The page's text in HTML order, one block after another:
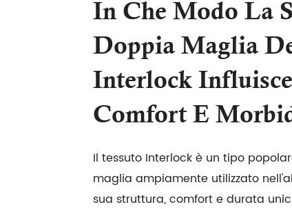
In Che Modo La
Doppia Maglia
Interlock
Comfort E
Il tessuto Interlock è un tipo
maglia ampiamente utilizzato
sua struttura, comfort e durata